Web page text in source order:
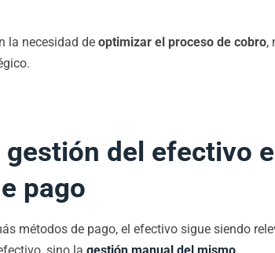
la necesidad de optimizar el proceso de cobro,
gestión del efectivo
pago
métodos de pago, el efectivo sigue siendo